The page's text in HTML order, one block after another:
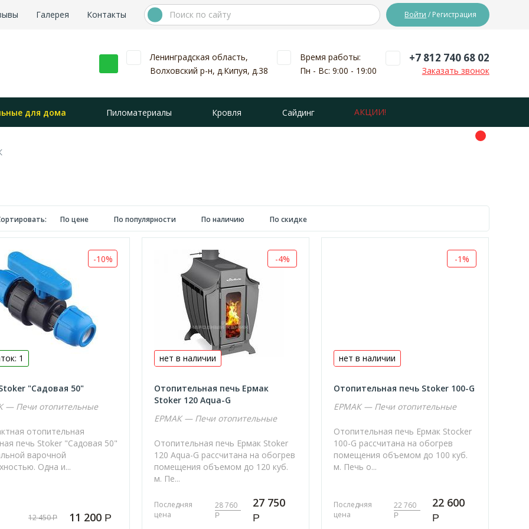
Галерея Контакты Войти / Регистрация
Ленинградская область,
Волховский р-н, д.Кипуя, д.38
Время работы:
Пн - Вс: 9:00 - 19:00
+7 812 740 68 02
Заказать звонок
для дома Пиломатериалы Кровля Сайдинг АКЦИИ!
По цене По популярности По наличию По скидке
-10%
1
"Садовая 50"
— Печи отопительные
отопительная
печь Stoker "Садовая 50"
варочной
Одна и...
12 450Р 11 200 Р
-4%
нет в наличии
Отопительная печь Ермак
Stoker 120 Aqua-G
ЕРМАК — Печи отопительные
Отопительная печь Ермак Stoker
120 Aqua-G рассчитана на обогрев
помещения объемом до 120 куб.
м. Пе...
Последняя
цена
28 760
Р
27 750
Р
-1%
нет в наличии
Отопительная печь Stoker 100-G
ЕРМАК — Печи отопительные
Отопительная печь Ермак Stocker
100-G рассчитана на обогрев
помещения объемом до 100 куб.
м. Печь о...
Последняя
цена
22 760
Р
22 600
Р